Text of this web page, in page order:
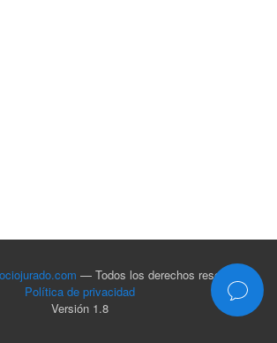
— Todos los derechos reservados
Política de privacidad
Versión 1.8